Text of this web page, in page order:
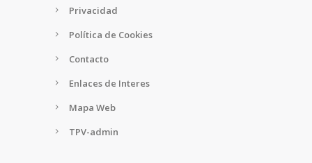
Privacidad
Política de Cookies
Contacto
Enlaces de Interes
Mapa Web
TPV-admin